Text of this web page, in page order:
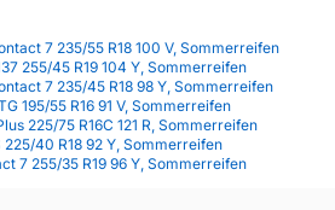
7 235/55 R18 100 V, Sommerreifen
255/45 R19 104 Y, Sommerreifen
7 235/45 R18 98 Y, Sommerreifen
195/55 R16 91 V, Sommerreifen
225/75 R16C 121 R, Sommerreifen
40 R18 92 Y, Sommerreifen
7 255/35 R19 96 Y, Sommerreifen